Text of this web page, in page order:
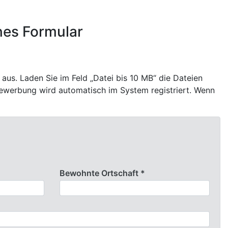
Formular
Laden Sie im Feld „Datei bis 10 MB“ die Dateien
wird automatisch im System registriert. Wenn
Bewohnte Ortschaft *